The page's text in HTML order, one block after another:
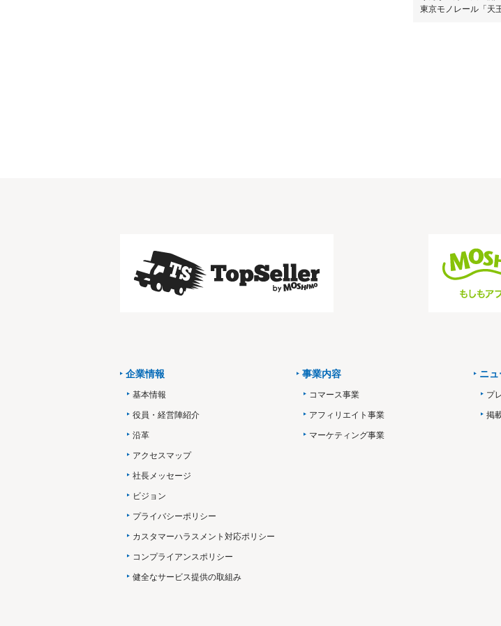
東京モノレール「
企業情報
基本情報
役員・経営陣紹介
沿革
アクセスマップ
社長メッセージ
ビジョン
プライバシーポリシー
カスタマーハラスメント対応ポリシー
コンプライアンスポリシー
健全なサービス提供の取組み
事業内容
コマース事業
アフィリエイト事業
マーケティング事業
ニュ
プ
掲